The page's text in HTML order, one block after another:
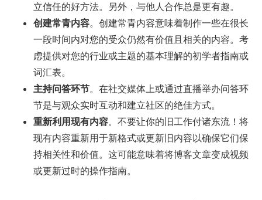
立信任的好方法。另外，与他人合作总是更有趣。
创建常青内容。创建常青内容意味着制作一些在很长
一段时间内对您的受众仍然有价值且相关的内容。考
虑提供对您的行业或主题的基本理解的初学者指南或
词汇表。
主持问答环节。在社交媒体上或通过直播举办问答环
节是与观众实时互动和建立社区的绝佳方式。
重新利用现有内容。不要让你的旧工作付诸东流！将
现有内容重新用于新格式或更新旧内容以确保它们保
持相关性和价值。这可能意味着将博客文章变成视频
或更新过时的操作指南。